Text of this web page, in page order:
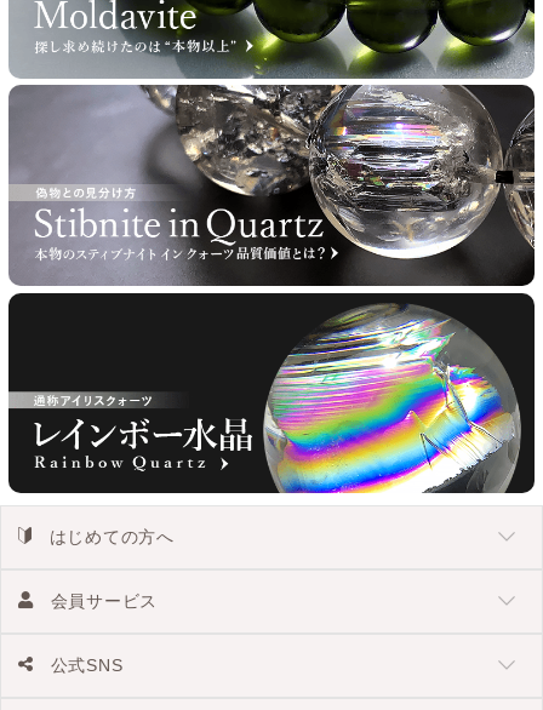
はじめての方へ
会員サービス
公式SNS